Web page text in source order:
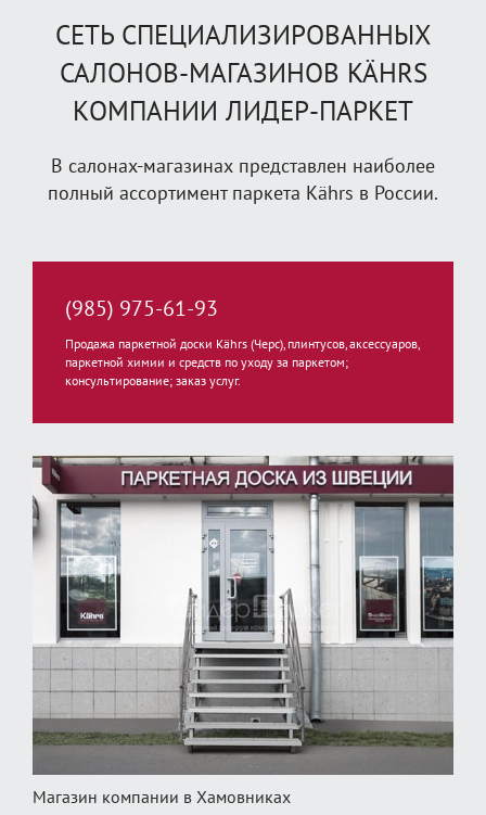
СЕТЬ СПЕЦИАЛИЗИРОВАННЫХ
САЛОНОВ-МАГАЗИНОВ KÄHRS
КОМПАНИИ ЛИДЕР-ПАРКЕТ
В салонах-магазинах представлен наиболее
полный ассортимент паркета Kährs в России.
(985) 975-61-93
Продажа паркетной доски Kährs (Черс), плинтусов, аксессуаров,
паркетной химии и средств по уходу за паркетом;
консультирование; заказ услуг.
Магазин компании в Хамовниках